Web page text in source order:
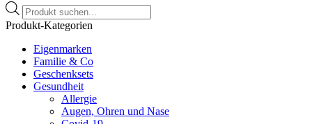
Products
search
Produkt-Kategorien
Eigenmarken
Familie & Co
Geschenksets
Gesundheit
Allergie
Augen, Ohren und Nase